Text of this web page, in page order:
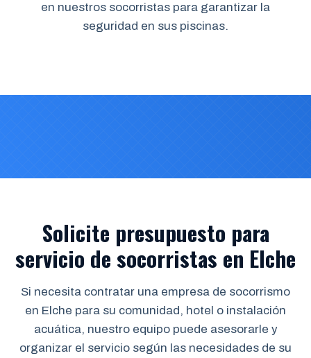
en nuestros socorristas para garantizar la
seguridad en sus piscinas.
Solicite presupuesto para
servicio de socorristas en Elche
Si necesita contratar una empresa de socorrismo
en Elche para su comunidad, hotel o instalación
acuática, nuestro equipo puede asesorarle y
organizar el servicio según las necesidades de su